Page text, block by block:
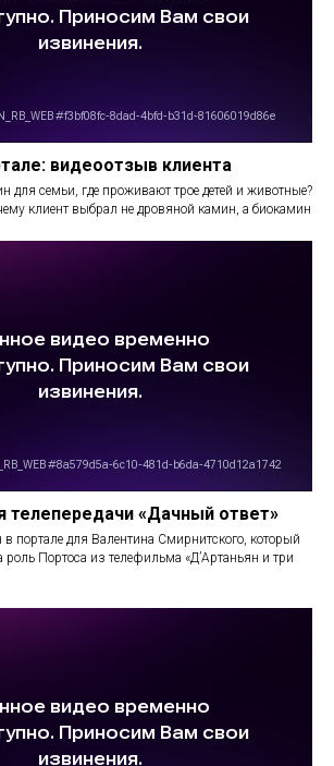
видеоотзыв клиента
для семьи, где проживают трое детей и животные?
клиент выбрал не дровяной камин, а биокамин
телепередачи «Дачный ответ»
портале для Валентина Смирнитского, который
Портоса из телефильма «Д’Артаньян и три